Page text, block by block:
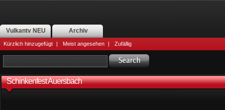
Vulkantv NEU Archiv
Kürzlich hinzugefügt | Meist angesehen | Zufällig
Schinkenfest Auersbach